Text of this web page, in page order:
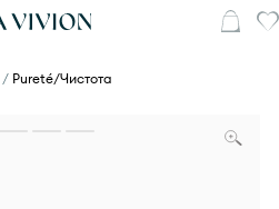
Pureté/Чистота